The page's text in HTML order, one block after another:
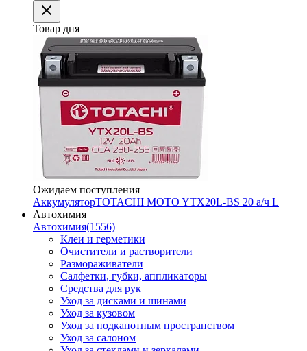
Товар дня
Ожидаем поступления
АккумуляторTOTACHI MOTO YTX20L-BS 20 а/ч L
Автохимия
Автохимия(1556)
Клеи и герметики
Очистители и растворители
Размораживатели
Салфетки, губки, аппликаторы
Средства для рук
Уход за дисками и шинами
Уход за кузовом
Уход за подкапотным пространством
Уход за салоном